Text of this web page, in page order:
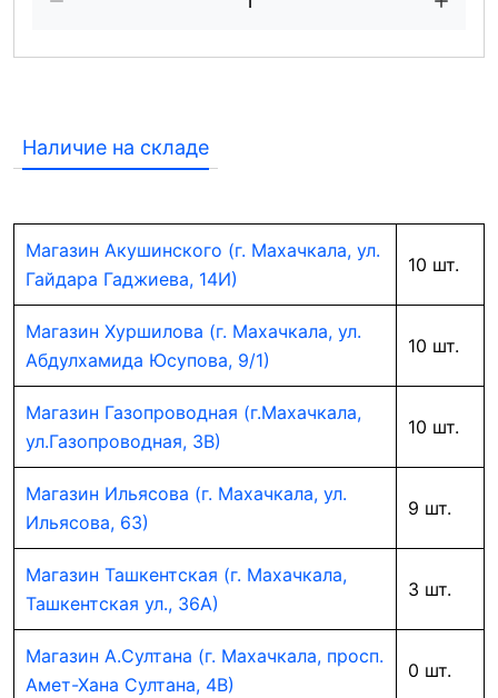
Наличие на складе
Магазин Акушинского (г. Махачкала, ул.
Гайдара Гаджиева, 14И)
10 шт.
Магазин Хуршилова (г. Махачкала, ул.
Абдулхамида Юсупова, 9/1)
10 шт.
Магазин Газопроводная (г.Махачкала,
ул.Газопроводная, 3В)
10 шт.
Магазин Ильясова (г. Махачкала, ул.
Ильясова, 63)
9 шт.
Магазин Ташкентская (г. Махачкала,
Ташкентская ул., 36А)
3 шт.
Магазин А.Султана (г. Махачкала, просп.
Амет-Хана Султана, 4В)
0 шт.